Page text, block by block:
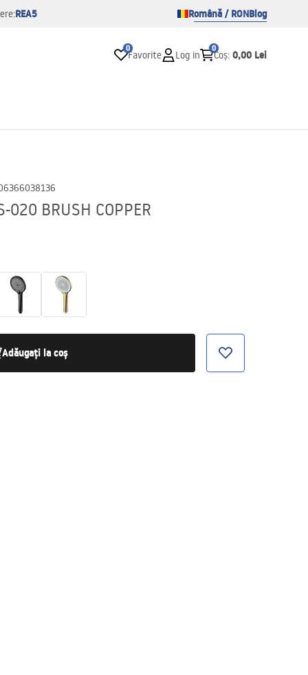
REA5 Română / RONBlog
0
Favorite Log in
0
Coș: 0,00 Lei
020 BRUSH COPPER
Adăugați la coș